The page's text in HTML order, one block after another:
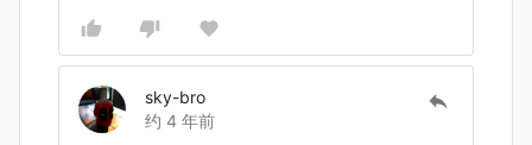
sky-bro
约 4 年前